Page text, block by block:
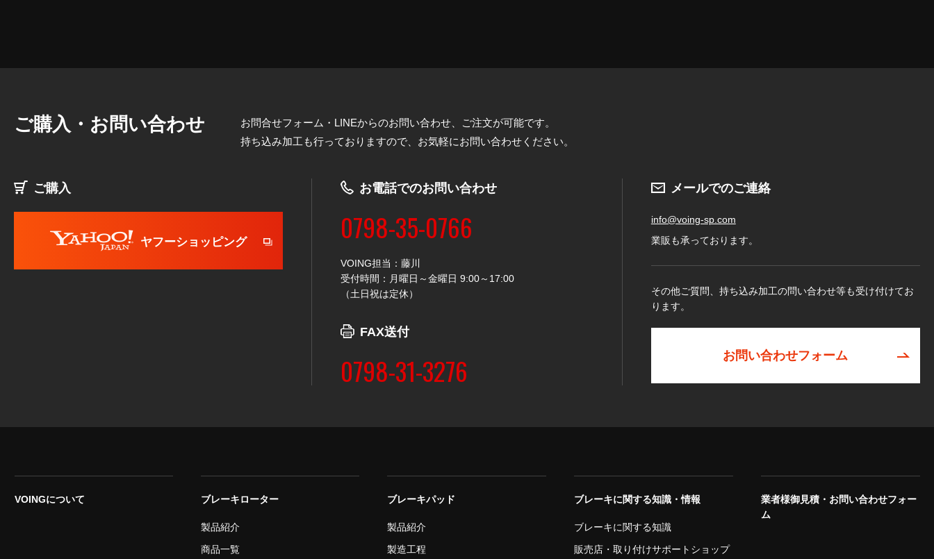
ご購入・お問い合わせ
お問合せフォーム・LINEからのお問い合わせ、ご注文が可能です。
持ち込み加工も行っておりますので、お気軽にお問い合わせください。
ご購入
ヤフーショッピング
お電話でのお問い合わせ
0798-35-0766
VOING担当：藤川
受付時間：月曜日～金曜日 9:00～17:00
（土日祝は定休）
FAX送付
0798-31-3276
メールでのご連絡
info@voing-sp.com
業販も承っております。
その他ご質問、持ち込み加工の問い合わせ等も受け付けてお
ります。
お問い合わせフォーム
VOINGについて ブレーキローター
製品紹介
商品一覧
ブレーキパッド
製品紹介
製造工程
ブレーキに関する知識・情報
ブレーキに関する知識
販売店・取り付けサポートショップ
業者様御見積・お問い合わせフォー
ム